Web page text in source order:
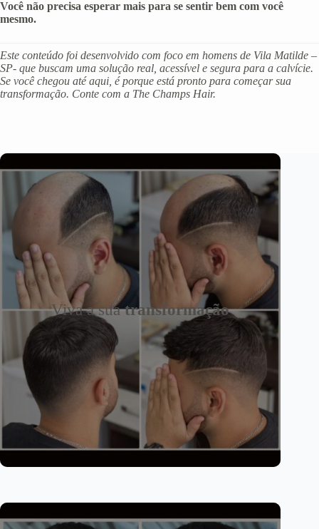
Você não precisa esperar mais para se sentir bem com você
mesmo.
Este conteúdo foi desenvolvido com foco em homens de Vila Matilde –
SP- que buscam uma solução real, acessível e segura para a calvície.
Se você chegou até aqui, é porque está pronto para começar sua
transformação. Conte com a The Champs Hair.
Viva a suatransformação